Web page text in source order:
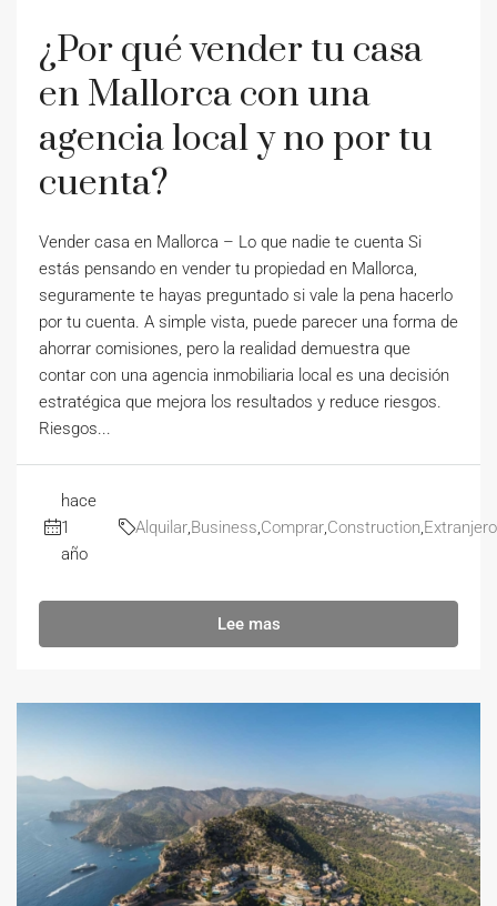
¿Por qué vender tu casa
en Mallorca con una
agencia local y no por tu
cuenta?
Vender casa en Mallorca – Lo que nadie te cuenta Si
estás pensando en vender tu propiedad en Mallorca,
seguramente te hayas preguntado si vale la pena hacerlo
por tu cuenta. A simple vista, puede parecer una forma de
ahorrar comisiones, pero la realidad demuestra que
contar con una agencia inmobiliaria local es una decisión
estratégica que mejora los resultados y reduce riesgos.
Riesgos...
hace
1
año
Alquilar,Business,Comprar,Construction,
Lee mas